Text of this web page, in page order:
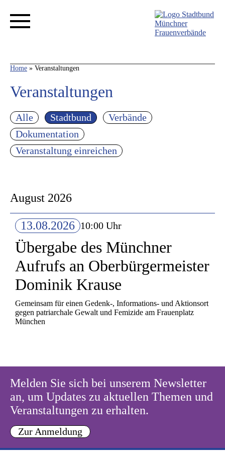
Home » Veranstaltungen
Veranstaltungen
Alle Stadtbund
Verbände
Dokumentation
Veranstaltung einreichen
August 2026
13.08.2026 10:00 Uhr
Übergabe des Münchner
Aufrufs an Oberbürgermeister
Dominik Krause
Gemeinsam für einen Gedenk-, Informations- und Aktionsort
gegen patriarchale Gewalt und Femizide am Frauenplatz
München
Melden Sie sich bei unserem Newsletter
an, um Updates zu aktuellen Themen und
Veranstaltungen zu erhalten.
Zur Anmeldung